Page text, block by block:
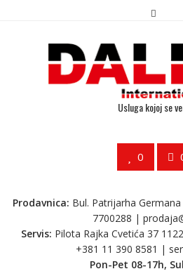
Usluga kojoj se
0
Prodavnica: Bul. Patrijarha
7700288 |
Servis: Pilota Rajka Cvetića 37
+381 11 390 8581 |
Pon-Pet 08-17h,